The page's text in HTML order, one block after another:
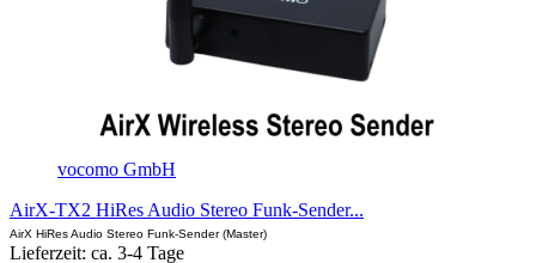
vocomo GmbH
AirX-TX2 HiRes Audio Stereo Funk-Sender...
AirX HiRes Audio Stereo Funk-Sender (Master)
Lieferzeit: ca. 3-4 Tage